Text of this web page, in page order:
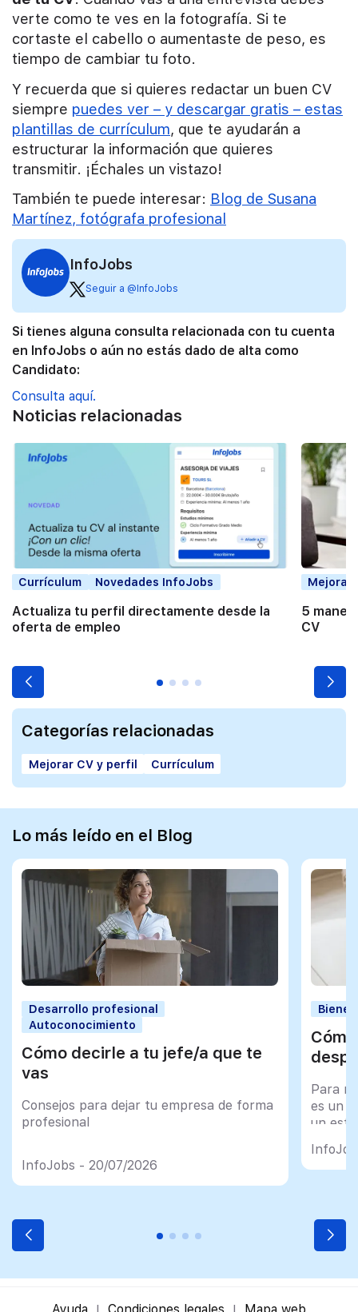
verte como te ves en la fotografía. Si te
cortaste el cabello o aumentaste de peso, es
tiempo de cambiar tu foto.
Y recuerda que si quieres redactar un buen CV
siempre puedes ver – y descargar gratis – estas
plantillas de currículum, que te ayudarán a
estructurar la información que quieres
transmitir. ¡Échales un vistazo!
También te puede interesar: Blog de Susana
Martínez, fotógrafa profesional
InfoJobs
Seguir a @InfoJobs
Si tienes alguna consulta relacionada con tu cuenta
en InfoJobs o aún no estás dado de alta como
Candidato:
Consulta aquí.
Noticias relacionadas
Currículum Novedades InfoJobs
Actualiza tu perfil directamente desde la
oferta de empleo
Mejorar
5
CV
Categorías relacionadas
Mejorar CV y perfil Currículum
Lo más leído en el Blog
Desarrollo profesional
Autoconocimiento
Cómo decirle a tu jefe/a que te
vas
Consejos para dejar tu empresa de forma
profesional
InfoJobs - 20/07/2026
Para
es un
un